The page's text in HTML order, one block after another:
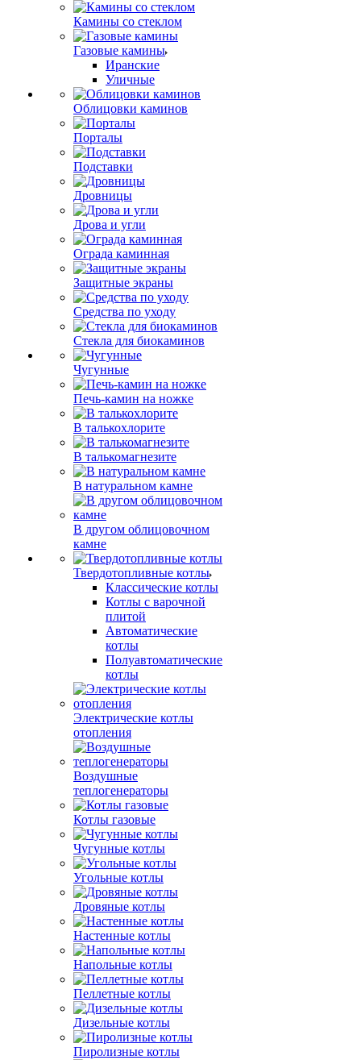
Камины со стеклом
Газовые камины
Иранские
Уличные
Облицовки каминов
Порталы
Подставки
Дровницы
Дрова и угли
Ограда каминная
Защитные экраны
Средства по уходу
Стекла для биокаминов
Чугунные
Печь-камин на ножке
В талькохлорите
В талькомагнезите
В натуральном камне
В другом облицовочном
камне
Твердотопливные котлы
Классические котлы
Котлы с варочной
плитой
Автоматические
котлы
Полуавтоматические
котлы
Электрические котлы
отопления
Воздушные
теплогенераторы
Котлы газовые
Чугунные котлы
Угольные котлы
Дровяные котлы
Настенные котлы
Напольные котлы
Пеллетные котлы
Дизельные котлы
Пиролизные котлы